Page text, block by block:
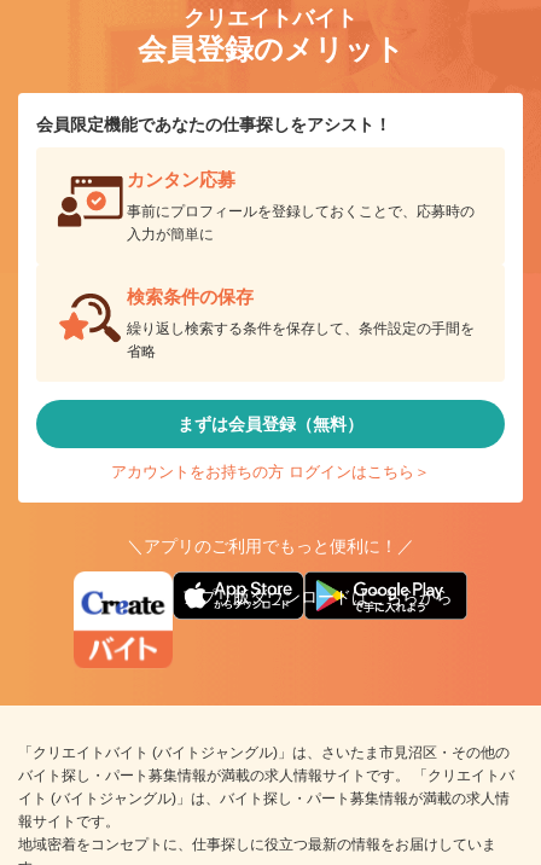
クリエイトバイト
会員登録のメリット
会員限定機能であなたの仕事探しをアシスト！
カンタン応募
事前にプロフィールを登録しておくことで、応募時の
入力が簡単に
検索条件の保存
繰り返し検索する条件を保存して、条件設定の手間を
省略
まずは会員登録（無料）
アカウントをお持ちの方 ログインはこちら＞
＼アプリのご利用でもっと便利に！／
アプリ版ダウンロードはこちらから
「クリエイトバイト (バイトジャングル)」は、さいたま市見沼区・その他の
バイト探し・パート募集情報が満載の求人情報サイトです。 「クリエイトバ
イト (バイトジャングル)」は、バイト探し・パート募集情報が満載の求人情
報サイトです。
地域密着をコンセプトに、仕事探しに役立つ最新の情報をお届けしていま